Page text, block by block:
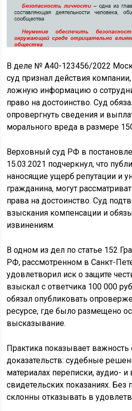
В деле № А40-123456/2022
суд признал действия
ложную информацию о
право на достоинство. Суд
опровергнуть сведения и
морального вреда в размере
Верховный суд РФ в
15.03.2021 подчеркнул, что
наносящие ущерб репутации и
гражданина, могут
права на достоинство. Суд
взыскания компенсации и
извинениям.
В одном из дел по статье 152
РФ, рассмотренном в Санкт-
удовлетворил иск о защите
взыскал с ответчика 100 000
обязал опубликовать
ресурсе, где было размещено
высказывание.
Практика показывает
доказательств: судебные
материалах переписки, аудио- и
свидетельских показаниях.
склонны отказывать в